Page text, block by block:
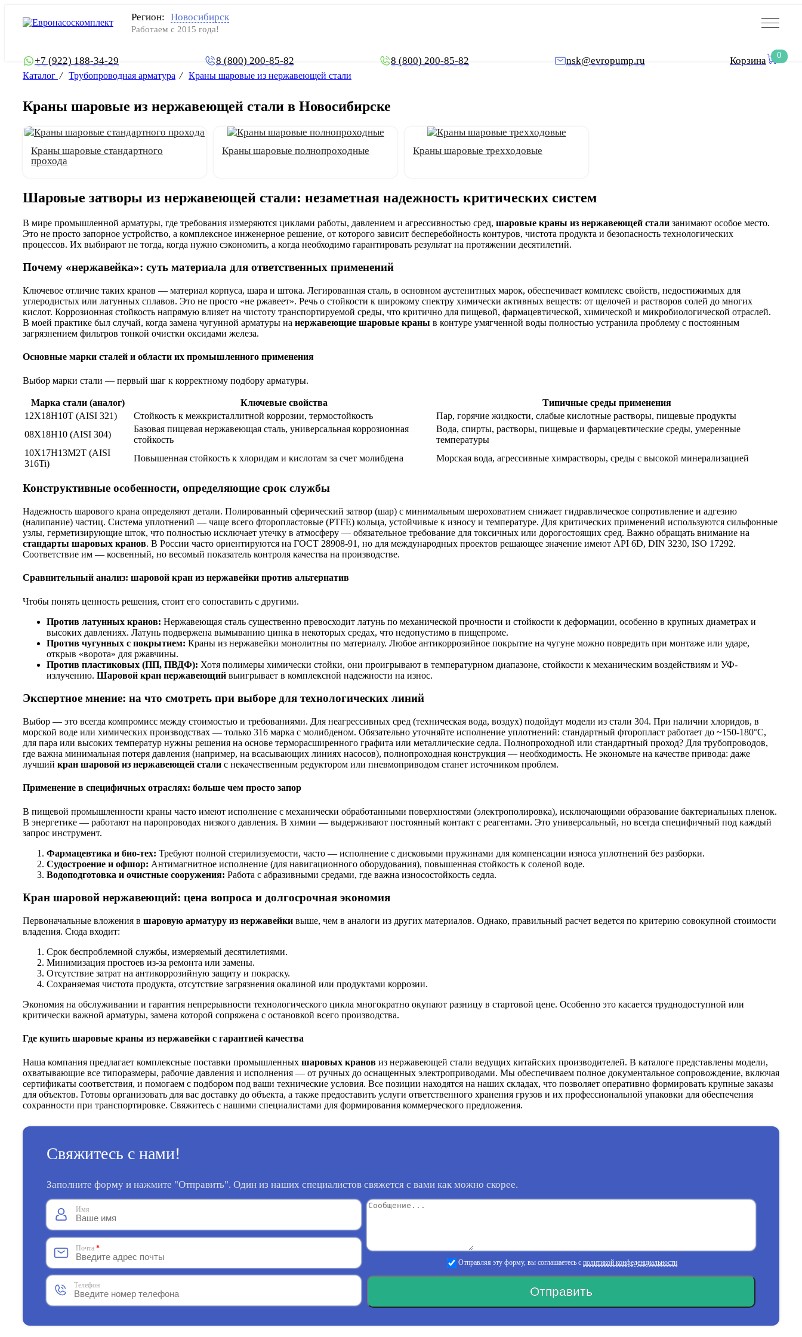
Регион: Новосибирск
Работаем с 2015 года!
+7 (922) 188-34-29 8 (800) 200-85-82 8 (800) 200-85-82 nsk@evropump.ru Корзина 0
Каталог / Трубопроводная арматура / Краны шаровые из нержавеющей стали
Краны шаровые из нержавеющей стали в Новосибирске
Краны шаровые стандартного
прохода
Краны шаровые полнопроходные Краны шаровые трехходовые
Шаровые затворы из нержавеющей стали: незаметная надежность критических систем
В мире промышленной арматуры, где требования измеряются циклами работы, давлением и агрессивностью сред, шаровые краны из нержавеющей стали занимают особое место.
Это не просто запорное устройство, а комплексное инженерное решение, от которого зависит бесперебойность контуров, чистота продукта и безопасность технологических
процессов. Их выбирают не тогда, когда нужно сэкономить, а когда необходимо гарантировать результат на протяжении десятилетий.
Почему «нержавейка»: суть материала для ответственных применений
Ключевое отличие таких кранов — материал корпуса, шара и штока. Легированная сталь, в основном аустенитных марок, обеспечивает комплекс свойств, недостижимых для
углеродистых или латунных сплавов. Это не просто «не ржавеет». Речь о стойкости к широкому спектру химически активных веществ: от щелочей и растворов солей до многих
кислот. Коррозионная стойкость напрямую влияет на чистоту транспортируемой среды, что критично для пищевой, фармацевтической, химической и микробиологической отраслей.
В моей практике был случай, когда замена чугунной арматуры на нержавеющие шаровые краны в контуре умягченной воды полностью устранила проблему с постоянным
загрязнением фильтров тонкой очистки оксидами железа.
Основные марки сталей и области их промышленного применения
Выбор марки стали — первый шаг к корректному подбору арматуры.
Марка стали (аналог) Ключевые свойства
Типичные среды применения
12Х18Н10Т (AISI 321)
Стойкость к межкристаллитной коррозии, термостойкость
Пар, горячие жидкости, слабые кислотные растворы, пищевые продукты
08Х18Н10 (AISI 304)
Базовая пищевая нержавеющая сталь, универсальная коррозионная
стойкость
Вода, спирты, растворы, пищевые и фармацевтические среды, умеренные
температуры
10Х17Н13М2Т (AISI
316Ti)
Повышенная стойкость к хлоридам и кислотам за счет молибдена Морская вода, агрессивные химрастворы, среды с высокой минерализацией
Конструктивные особенности, определяющие срок службы
Надежность шарового крана определяют детали. Полированный сферический затвор (шар) с минимальным шероховатием снижает гидравлическое сопротивление и адгезию
(налипание) частиц. Система уплотнений — чаще всего фторопластовые (PTFE) кольца, устойчивые к износу и температуре. Для критических применений используются сильфонные
узлы, герметизирующие шток, что полностью исключает утечку в атмосферу — обязательное требование для токсичных или дорогостоящих сред. Важно обращать внимание на
стандарты шаровых кранов. В России часто ориентируются на ГОСТ 28908-91, но для международных проектов решающее значение имеют API 6D, DIN 3230, ISO 17292.
Соответствие им — косвенный, но весомый показатель контроля качества на производстве.
Сравнительный анализ: шаровой кран из нержавейки против альтернатив
Чтобы понять ценность решения, стоит его сопоставить с другими.
Против латунных кранов: Нержавеющая сталь существенно превосходит латунь по механической прочности и стойкости к деформации, особенно в крупных диаметрах и
высоких давлениях. Латунь подвержена вымыванию цинка в некоторых средах, что недопустимо в пищепроме.
Против чугунных с покрытием: Краны из нержавейки монолитны по материалу. Любое антикоррозийное покрытие на чугуне можно повредить при монтаже или ударе,
открыв «ворота» для ржавчины.
Против пластиковых (ПП, ПВДФ): Хотя полимеры химически стойки, они проигрывают в температурном диапазоне, стойкости к механическим воздействиям и УФ-
излучению. Шаровой кран нержавеющий выигрывает в комплексной надежности на износ.
Экспертное мнение: на что смотреть при выборе для технологических линий
Выбор — это всегда компромисс между стоимостью и требованиями. Для неагрессивных сред (техническая вода, воздух) подойдут модели из стали 304. При наличии хлоридов, в
морской воде или химических производствах — только 316 марка с молибденом. Обязательно уточняйте исполнение уплотнений: стандартный фторопласт работает до ~150-180°C,
для пара или высоких температур нужны решения на основе терморасширенного графита или металлические седла. Полнопроходной или стандартный проход? Для трубопроводов,
где важна минимальная потеря давления (например, на всасывающих линиях насосов), полнопроходная конструкция — необходимость. Не экономьте на качестве привода: даже
лучший кран шаровой из нержавеющей стали с некачественным редуктором или пневмоприводом станет источником проблем.
Применение в специфичных отраслях: больше чем просто запор
В пищевой промышленности краны часто имеют исполнение с механически обработанными поверхностями (электрополировка), исключающими образование бактериальных пленок.
В энергетике — работают на паропроводах низкого давления. В химии — выдерживают постоянный контакт с реагентами. Это универсальный, но всегда специфичный под каждый
запрос инструмент.
Фармацевтика и био-тех: Требуют полной стерилизуемости, часто — исполнение с дисковыми пружинами для компенсации износа уплотнений без разборки.
Судостроение и офшор: Антимагнитное исполнение (для навигационного оборудования), повышенная стойкость к соленой воде.
Водоподготовка и очистные сооружения: Работа с абразивными средами, где важна износостойкость седла.
Кран шаровой нержавеющий: цена вопроса и долгосрочная экономия
Первоначальные вложения в шаровую арматуру из нержавейки выше, чем в аналоги из других материалов. Однако, правильный расчет ведется по критерию совокупной стоимости
владения. Сюда входит:
Срок беспроблемной службы, измеряемый десятилетиями.
Минимизация простоев из-за ремонта или замены.
Отсутствие затрат на антикоррозийную защиту и покраску.
Сохраняемая чистота продукта, отсутствие загрязнения окалиной или продуктами коррозии.
Экономия на обслуживании и гарантия непрерывности технологического цикла многократно окупают разницу в стартовой цене. Особенно это касается труднодоступной или
критически важной арматуры, замена которой сопряжена с остановкой всего производства.
Где купить шаровые краны из нержавейки с гарантией качества
Наша компания предлагает комплексные поставки промышленных шаровых кранов из нержавеющей стали ведущих китайских производителей. В каталоге представлены модели,
охватывающие все типоразмеры, рабочие давления и исполнения — от ручных до оснащенных электроприводами. Мы обеспечиваем полное документальное сопровождение, включая
сертификаты соответствия, и помогаем с подбором под ваши технические условия. Все позиции находятся на наших складах, что позволяет оперативно формировать крупные заказы
для объектов. Готовы организовать для вас доставку до объекта, а также предоставить услуги ответственного хранения грузов и их профессиональной упаковки для обеспечения
сохранности при транспортировке. Свяжитесь с нашими специалистами для формирования коммерческого предложения.
Свяжитесь с нами!
Заполните форму и нажмите "Отправить". Один из наших специалистов свяжется с вами как можно скорее.
Имя
Почта *
Телефон
Отправляя эту форму, вы соглашаетесь сполитикой конфеденциальности
Отправить